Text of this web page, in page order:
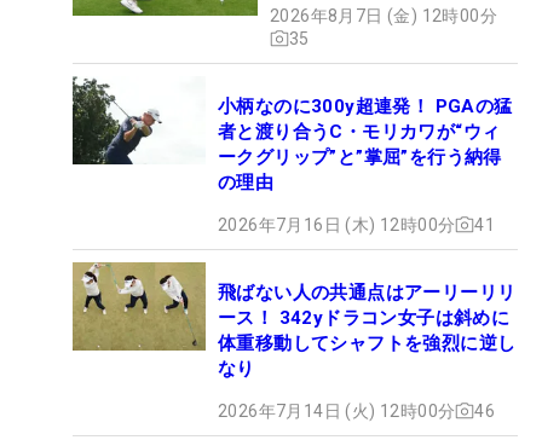
2026年8月7日 (金) 12時00分
35
小柄なのに300y超連発！ PGAの猛
者と渡り合うC・モリカワが“ウィ
ークグリップ”と”掌屈”を行う納得
の理由
2026年7月16日 (木) 12時00分 41
飛ばない人の共通点はアーリーリリ
ース！ 342yドラコン女子は斜めに
体重移動してシャフトを強烈に逆し
なり
2026年7月14日 (火) 12時00分 46